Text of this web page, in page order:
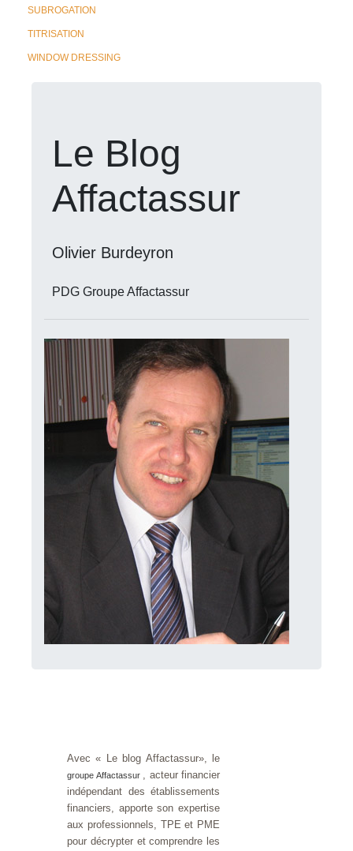
SUBROGATION
TITRISATION
WINDOW DRESSING
Le Blog
Affactassur
Olivier Burdeyron
PDG Groupe Affactassur
Avec « Le blog Affactassur», le
groupe Affactassur , acteur financier
indépendant des établissements
financiers, apporte son expertise
aux professionnels, TPE et PME
pour décrypter et comprendre les